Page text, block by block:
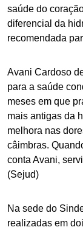
saúde do
diferencial da
recomendada
Avani Cardoso
para a saúde
meses em que
mais antigas da
melhora nas
câimbras.
conta Avani,
(Sejud)
Na sede do
realizadas em